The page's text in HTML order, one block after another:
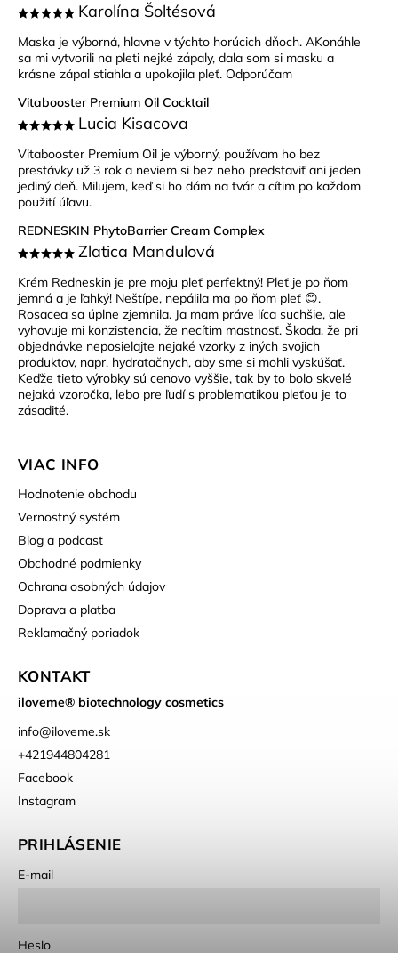
Karolína Šoltésová
Maska je výborná, hlavne v týchto horúcich dňoch. AKonáhle
sa mi vytvorili na pleti nejké zápaly, dala som si masku a
krásne zápal stiahla a upokojila pleť. Odporúčam
Vitabooster Premium Oil Cocktail
Lucia Kisacova
Vitabooster Premium Oil je výborný, používam ho bez
prestávky už 3 rok a neviem si bez neho predstaviť ani jeden
jediný deň. Milujem, keď si ho dám na tvár a cítim po každom
použití úľavu.
REDNESKIN PhytoBarrier Cream Complex
Zlatica Mandulová
Krém Redneskin je pre moju pleť perfektný! Pleť je po ňom
jemná a je ľahký! Neštípe, nepálila ma po ňom pleť 😊.
Rosacea sa úplne zjemnila. Ja mam práve líca suchšie, ale
vyhovuje mi konzistencia, že necítim mastnosť. Škoda, že pri
objednávke neposielajte nejaké vzorky z iných svojich
produktov, napr. hydratačnych, aby sme si mohli vyskúšať.
Keďže tieto výrobky sú cenovo vyššie, tak by to bolo skvelé
nejaká vzoročka, lebo pre ľudí s problematikou pleťou je to
zásadité.
VIAC INFO
Hodnotenie obchodu
Vernostný systém
Blog a podcast
Obchodné podmienky
Ochrana osobných údajov
Doprava a platba
Reklamačný poriadok
KONTAKT
iloveme® biotechnology cosmetics
info@iloveme.sk
+421944804281
Facebook
Instagram
PRIHLÁSENIE
E-mail
Heslo